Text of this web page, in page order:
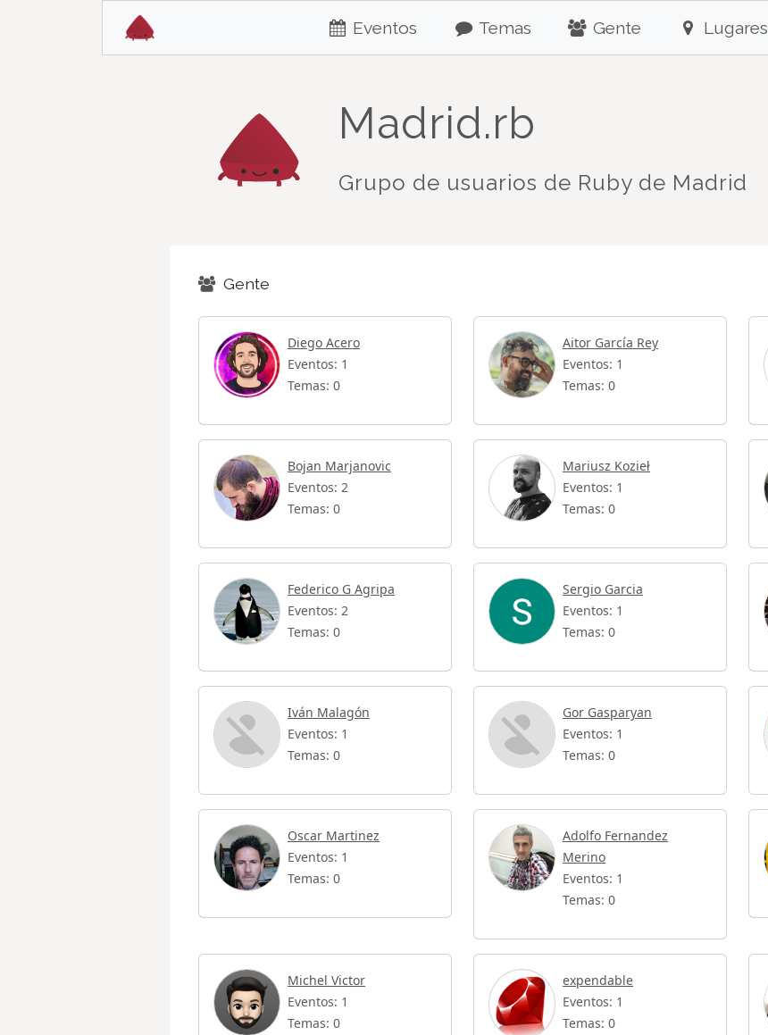
Eventos Temas Gente Lugares
Madrid.rb
Grupo de usuarios de Ruby de Madrid
Gente
Diego Acero
Eventos: 1
Temas: 0
Aitor García Rey
Eventos: 1
Temas: 0
Bojan Marjanovic
Eventos: 2
Temas: 0
Mariusz Kozieł
Eventos: 1
Temas: 0
Federico G Agripa
Eventos: 2
Temas: 0
Sergio Garcia
Eventos: 1
Temas: 0
Iván Malagón
Eventos: 1
Temas: 0
Gor Gasparyan
Eventos: 1
Temas: 0
Oscar Martinez
Eventos: 1
Temas: 0
Adolfo Fernandez
Merino
Eventos: 1
Temas: 0
Michel Victor
Eventos: 1
Temas: 0
expendable
Eventos: 1
Temas: 0